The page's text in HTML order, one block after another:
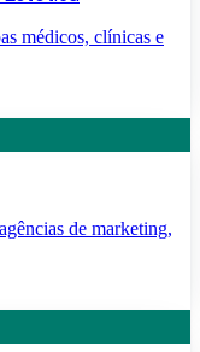
médicos, clínicas e
de marketing,